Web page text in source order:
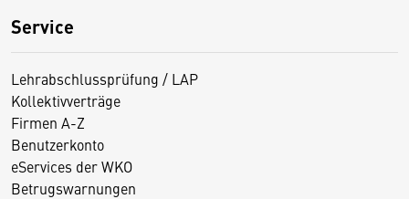
Service
Lehrabschlussprüfung / LAP
Kollektivverträge
Firmen A-Z
Benutzerkonto
eServices der WKO
Betrugswarnungen